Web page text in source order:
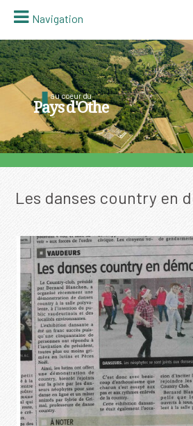
Navigation
au coeur du
Pays d'Othe
Les danses country en